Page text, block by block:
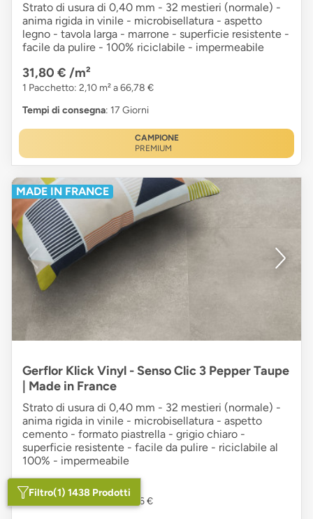
Strato di usura di 0,40 mm - 32 mestieri (normale) -
anima rigida in vinile - microbisellatura - aspetto
legno - tavola larga - marrone - superficie resistente -
facile da pulire - 100% riciclabile - impermeabile
31,80 € /m²
1 Pacchetto: 2,10 m² a 66,78 €
Tempi di consegna: 17 Giorni
CAMPIONE
PREMIUM
MADE IN FRANCE
Gerflor Klick Vinyl - Senso Clic 3 Pepper Taupe
| Made in France
Strato di usura di 0,40 mm - 32 mestieri (normale) -
anima rigida in vinile - microbisellatura - aspetto
cemento - formato piastrella - grigio chiaro -
superficie resistente - facile da pulire - riciclabile al
100% - impermeabile
31,80 €/m²
1 Pacchetto: 1,98 m² a 62,96 €
Filtro(1) 1438 Prodotti